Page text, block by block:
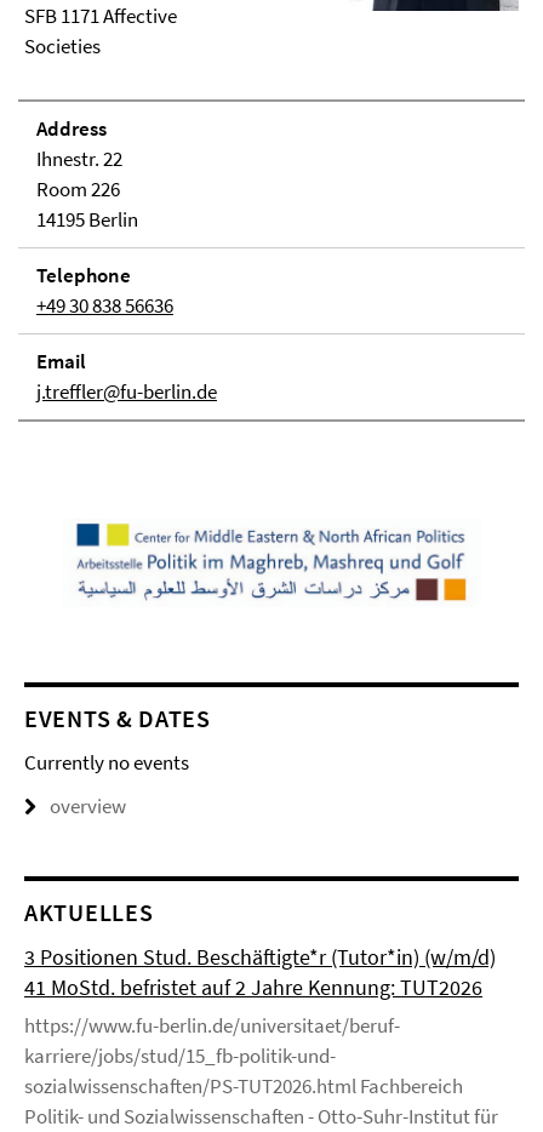
SFB 1171 Affective
Societies
Address
Ihnestr. 22
Room 226
14195 Berlin
Telephone
+49 30 838 56636
Email
j.treffler@fu-berlin.de
EVENTS & DATES
Currently no events
overview
AKTUELLES
3 Positionen Stud. Beschäftigte*r (Tutor*in) (w/m/d)
41 MoStd. befristet auf 2 Jahre Kennung: TUT2026
https://www.fu-berlin.de/universitaet/beruf-
karriere/jobs/stud/15_fb-politik-und-
sozialwissenschaften/PS-TUT2026.html Fachbereich
Politik- und Sozialwissenschaften - Otto-Suhr-Institut für